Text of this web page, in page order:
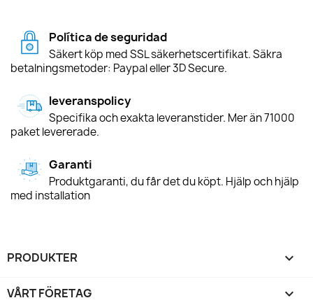
Política de seguridad
Säkert köp med SSL säkerhetscertifikat. Säkra
betalningsmetoder: Paypal eller 3D Secure.
leveranspolicy
Specifika och exakta leveranstider. Mer än 71000
paket levererade.
Garanti
Produktgaranti, du får det du köpt. Hjälp och hjälp
med installation
PRODUKTER 
VÅRT FÖRETAG 